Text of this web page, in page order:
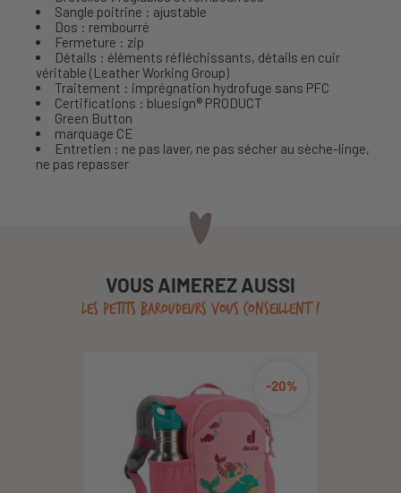
Sangle poitrine : ajustable
Dos : rembourré
Fermeture : zip
Détails : éléments réfléchissants, détails en cuir
véritable (Leather Working Group)
Traitement : imprégnation hydrofuge sans PFC
Certifications : bluesign® PRODUCT
Green Button
marquage CE
Entretien : ne pas laver, ne pas sécher au sèche-linge,
ne pas repasser
VOUS AIMEREZ AUSSI
LES PETITS BAROUDEURS VOUS CONSEILLENT !
-20%